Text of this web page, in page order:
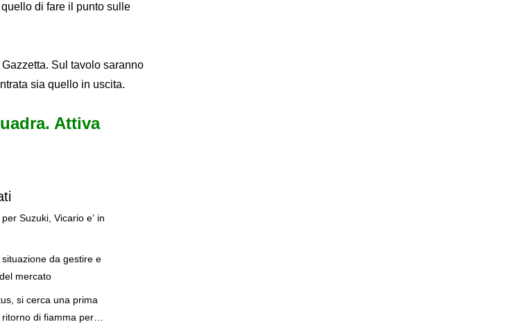
di fare il punto sulle
Sul tavolo saranno
sia quello in uscita.
Attiva
Suzuki, Vicario e’ in
situazione da gestire e
mercato
si cerca una prima
ritorno di fiamma per